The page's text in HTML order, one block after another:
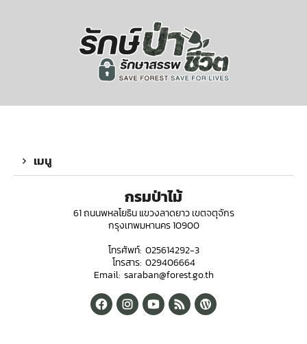
เมนู
กรมป่าไม้
61 ถนนพหลโยธิน แขวงลาดยาว เขตจตุจักร
กรุงเทพมหานคร 10900
โทรศัพท์: 025614292-3
โทรสาร: 029406664
Email: saraban@forest.go.th